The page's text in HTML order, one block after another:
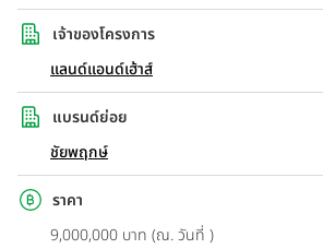
เจ้าของโครงการ
แลนด์แอนด์เฮ้าส์
แบรนด์ย่อย
ชัยพฤกษ์
ราคา
9,000,000 บาท (ณ. วันที่ )